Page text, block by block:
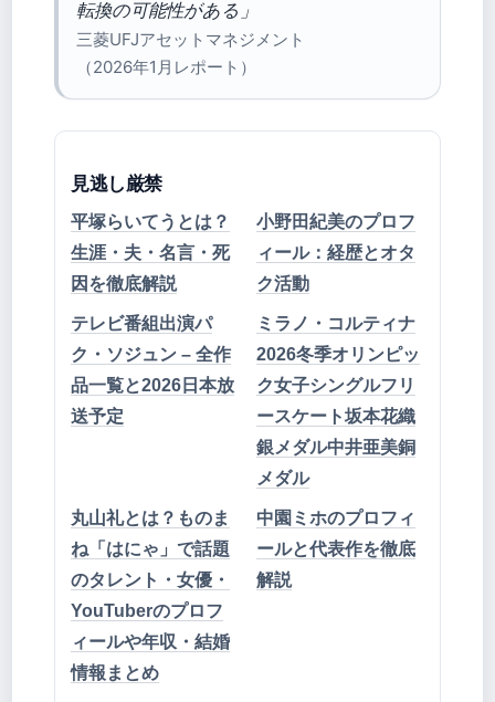
転換の可能性がある」
三菱UFJアセットマネジメント
（2026年1月レポート）
見逃し厳禁
平塚らいてうとは？
生涯・夫・名言・死
因を徹底解説
小野田紀美のプロフ
ィール：経歴とオタ
ク活動
テレビ番組出演パ
ク・ソジュン – 全作
品一覧と2026日本放
送予定
ミラノ・コルティナ
2026冬季オリンピッ
ク女子シングルフリ
ースケート坂本花織
銀メダル中井亜美銅
メダル
丸山礼とは？ものま
ね「はにゃ」で話題
のタレント・女優・
YouTuberのプロフ
ィールや年収・結婚
情報まとめ
中園ミホのプロフィ
ールと代表作を徹底
解説